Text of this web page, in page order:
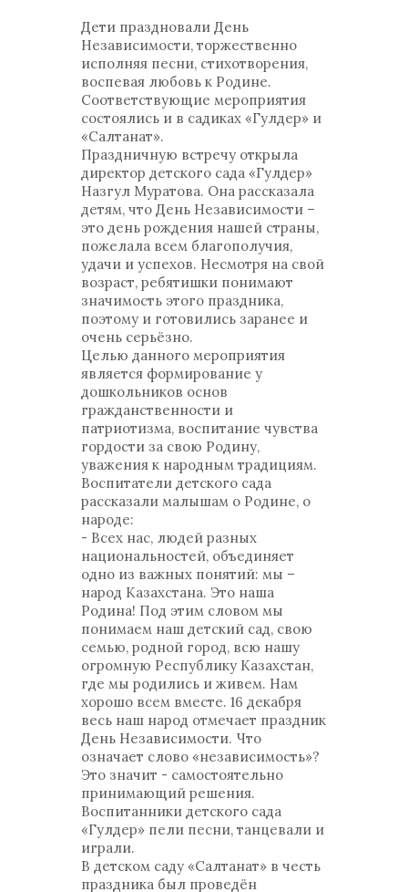
Дети праздновали День
Независимости, торжественно
исполняя песни, стихотворения,
воспевая любовь к Родине.
Соответствующие мероприятия
состоялись и в садиках «Гулдер» и
«Салтанат».
Праздничную встречу открыла
директор детского сада «Гулдер»
Назгул Муратова. Она рассказала
детям, что День Независимости –
это день рождения нашей страны,
пожелала всем благополучия,
удачи и успехов. Несмотря на свой
возраст, ребятишки понимают
значимость этого праздника,
поэтому и готовились заранее и
очень серьёзно.
Целью данного мероприятия
является формирование у
дошкольников основ
гражданственности и
патриотизма, воспитание чувства
гордости за свою Родину,
уважения к народным традициям.
Воспитатели детского сада
рассказали малышам о Родине, о
народе:
- Всех нас, людей разных
национальностей, объединяет
одно из важных понятий: мы –
народ Казахстана. Это наша
Родина! Под этим словом мы
понимаем наш детский сад, свою
семью, родной город, всю нашу
огромную Республику Казахстан,
где мы родились и живем. Нам
хорошо всем вместе. 16 декабря
весь наш народ отмечает праздник
День Независимости. Что
означает слово «независимость»?
Это значит - самостоятельно
принимающий решения.
Воспитанники детского сада
«Гулдер» пели песни, танцевали и
играли.
В детском саду «Салтанат» в честь
праздника был проведён